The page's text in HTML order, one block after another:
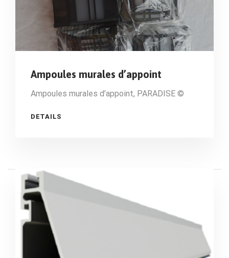
Ampoules murales d’appoint
Ampoules murales d’appoint, PARADISE ©
DETAILS